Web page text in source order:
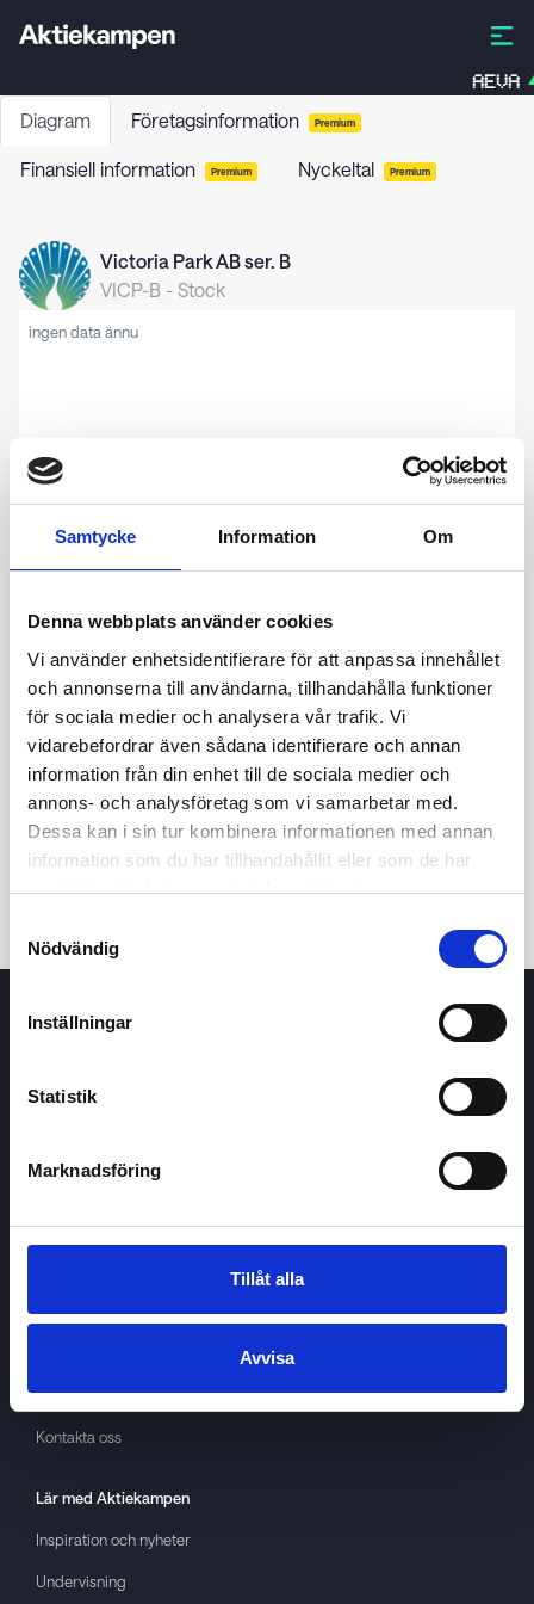
Samtycke Information Om
Denna webbplats använder cookies
Vi använder enhetsidentifierare för att anpassa innehållet
och annonserna till användarna, tillhandahålla funktioner
för sociala medier och analysera vår trafik. Vi
vidarebefordrar även sådana identifierare och annan
information från din enhet till de sociala medier och
annons- och analysföretag som vi samarbetar med.
Dessa kan i sin tur kombinera informationen med annan
information som du har tillhandahållit eller som de har
samlat in när du har använt deras tjänster.
Nödvändig
Inställningar
Statistik
Marknadsföring
Tillåt alla
Avvisa
AEVA
Diagram Företagsinformation Premium
Finansiell information Premium Nyckeltal Premium
Victoria Park AB ser. B
VICP-B - Stock
ingen data ännu
24t 7d 1m 3m 1å 5å
Köp / Sälj
OmAktiekampen
About cookies
GDPR
Kontakta oss
Lär med Aktiekampen
Inspiration och nyheter
Undervisning